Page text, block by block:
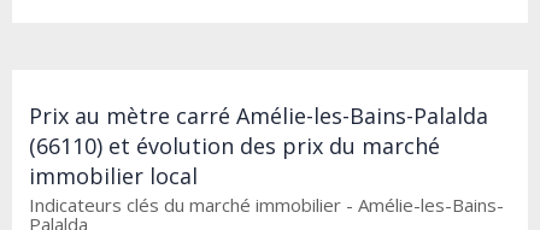
Prix au mètre carré Amélie-les-Bains-Palalda
(66110) et évolution des prix du marché
immobilier local
Indicateurs clés du marché immobilier - Amélie-les-Bains-
Palalda